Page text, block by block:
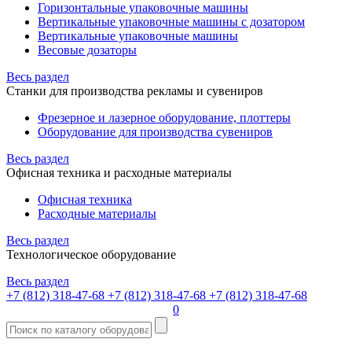
Горизонтальные упаковочные машины
Вертикальные упаковочные машины с дозатором
Вертикальные упаковочные машины
Весовые дозаторы
Весь раздел
Станки для производства рекламы и сувениров
Фрезерное и лазерное оборудование, плоттеры
Оборудование для производства сувениров
Весь раздел
Офисная техника и расходные материалы
Офисная техника
Расходные материалы
Весь раздел
Технологическое оборудование
Весь раздел
+7 (812) 318-47-68 +7 (812) 318-47-68 +7 (812) 318-47-68
0